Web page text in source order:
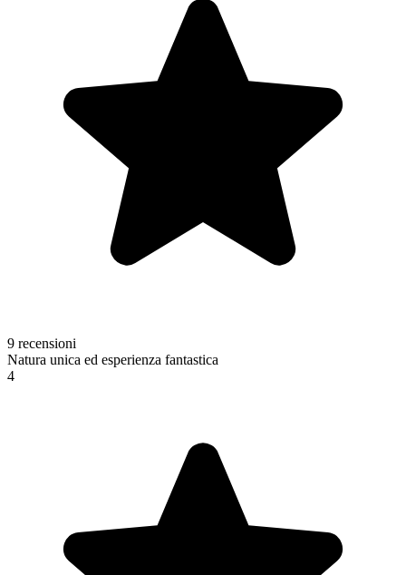
9 recensioni
Natura unica ed esperienza fantastica
4